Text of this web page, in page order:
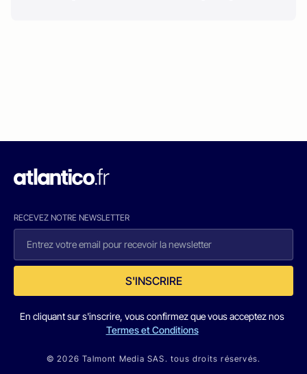
RECEVEZ NOTRE NEWSLETTER
S'INSCRIRE
En cliquant sur s'inscrire, vous confirmez que vous acceptez nos
Termes et Conditions
© 2026 Talmont Media SAS. tous droits réservés.